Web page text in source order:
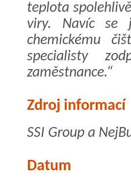
teplota
viry. Navíc se
chemickému
specialisty
zaměstnance.“
Zdroj informací
SSI Group a
Datum